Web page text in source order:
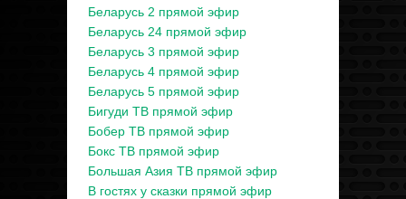
Беларусь 2 прямой эфир
Беларусь 24 прямой эфир
Беларусь 3 прямой эфир
Беларусь 4 прямой эфир
Беларусь 5 прямой эфир
Бигуди ТВ прямой эфир
Бобер ТВ прямой эфир
Бокс ТВ прямой эфир
Большая Азия ТВ прямой эфир
В гостях у сказки прямой эфир